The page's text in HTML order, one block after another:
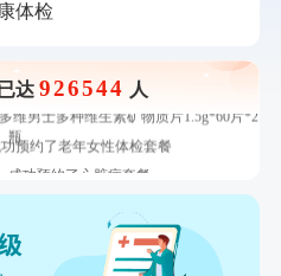
体检
达 926544 人
预约了企业招工体检套餐
买了五常稻花香2号大米
瓶
功预约了老年女性体检套餐
成功预约了心脏病套餐
了美的1.5L电热水壶HJ1522
了K3颈椎按摩仪（浅灰色）
预约糖尿病强化体检套餐